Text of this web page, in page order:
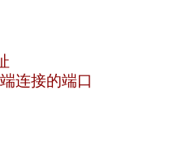
连接的端口